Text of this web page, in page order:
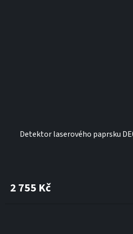
Detektor laserového paprsku
2 755 Kč